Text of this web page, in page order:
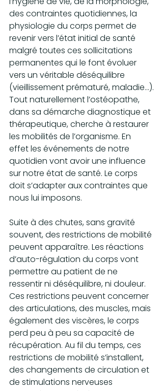
des contraintes quotidiennes, la
physiologie du corps permet de
revenir vers l’état initial de santé
malgré toutes ces sollicitations
permanentes qui le font évoluer
vers un véritable déséquilibre
(vieillissement prématuré, maladie…).
Tout naturellement l’ostéopathe,
dans sa démarche diagnostique et
thérapeutique, cherche à restaurer
les mobilités de l’organisme. En
effet les événements de notre
quotidien vont avoir une influence
sur notre état de santé. Le corps
doit s’adapter aux contraintes que
nous lui imposons.
Suite à des chutes, sans gravité
souvent, des restrictions de mobilité
peuvent apparaître. Les réactions
d’auto-régulation du corps vont
permettre au patient de ne
ressentir ni déséquilibre, ni douleur.
Ces restrictions peuvent concerner
des articulations, des muscles, mais
également des viscères, le corps
perd peu à peu sa capacité de
récupération. Au fil du temps, ces
restrictions de mobilité s’installent,
des changements de circulation et
de stimulations nerveuses